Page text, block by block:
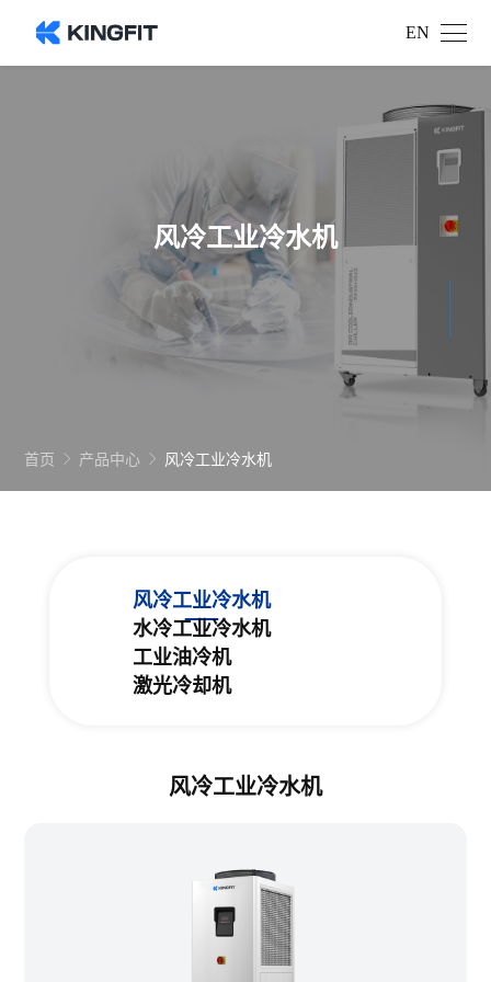
EN
风冷工业冷水机
首页 产品中心 风冷工业冷水机
风冷工业冷水机
水冷工业冷水机
工业油冷机
激光冷却机
风冷工业冷水机